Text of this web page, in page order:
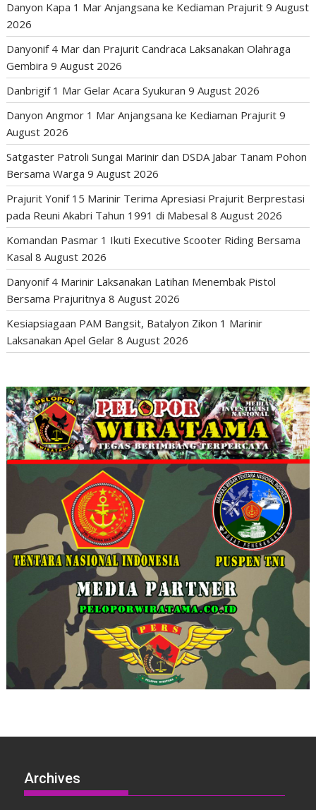
Danyon Kapa 1 Mar Anjangsana ke Kediaman Prajurit 9 August
2026
Danyonif 4 Mar dan Prajurit Candraca Laksanakan Olahraga
Gembira 9 August 2026
Danbrigif 1 Mar Gelar Acara Syukuran 9 August 2026
Danyon Angmor 1 Mar Anjangsana ke Kediaman Prajurit 9
August 2026
Satgaster Patroli Sungai Marinir dan DSDA Jabar Tanam Pohon
Bersama Warga 9 August 2026
Prajurit Yonif 15 Marinir Terima Apresiasi Prajurit Berprestasi
pada Reuni Akabri Tahun 1991 di Mabesal 8 August 2026
Komandan Pasmar 1 Ikuti Executive Scooter Riding Bersama
Kasal 8 August 2026
Danyonif 4 Marinir Laksanakan Latihan Menembak Pistol
Bersama Prajuritnya 8 August 2026
Kesiapsiagaan PAM Bangsit, Batalyon Zikon 1 Marinir
Laksanakan Apel Gelar 8 August 2026
Archives